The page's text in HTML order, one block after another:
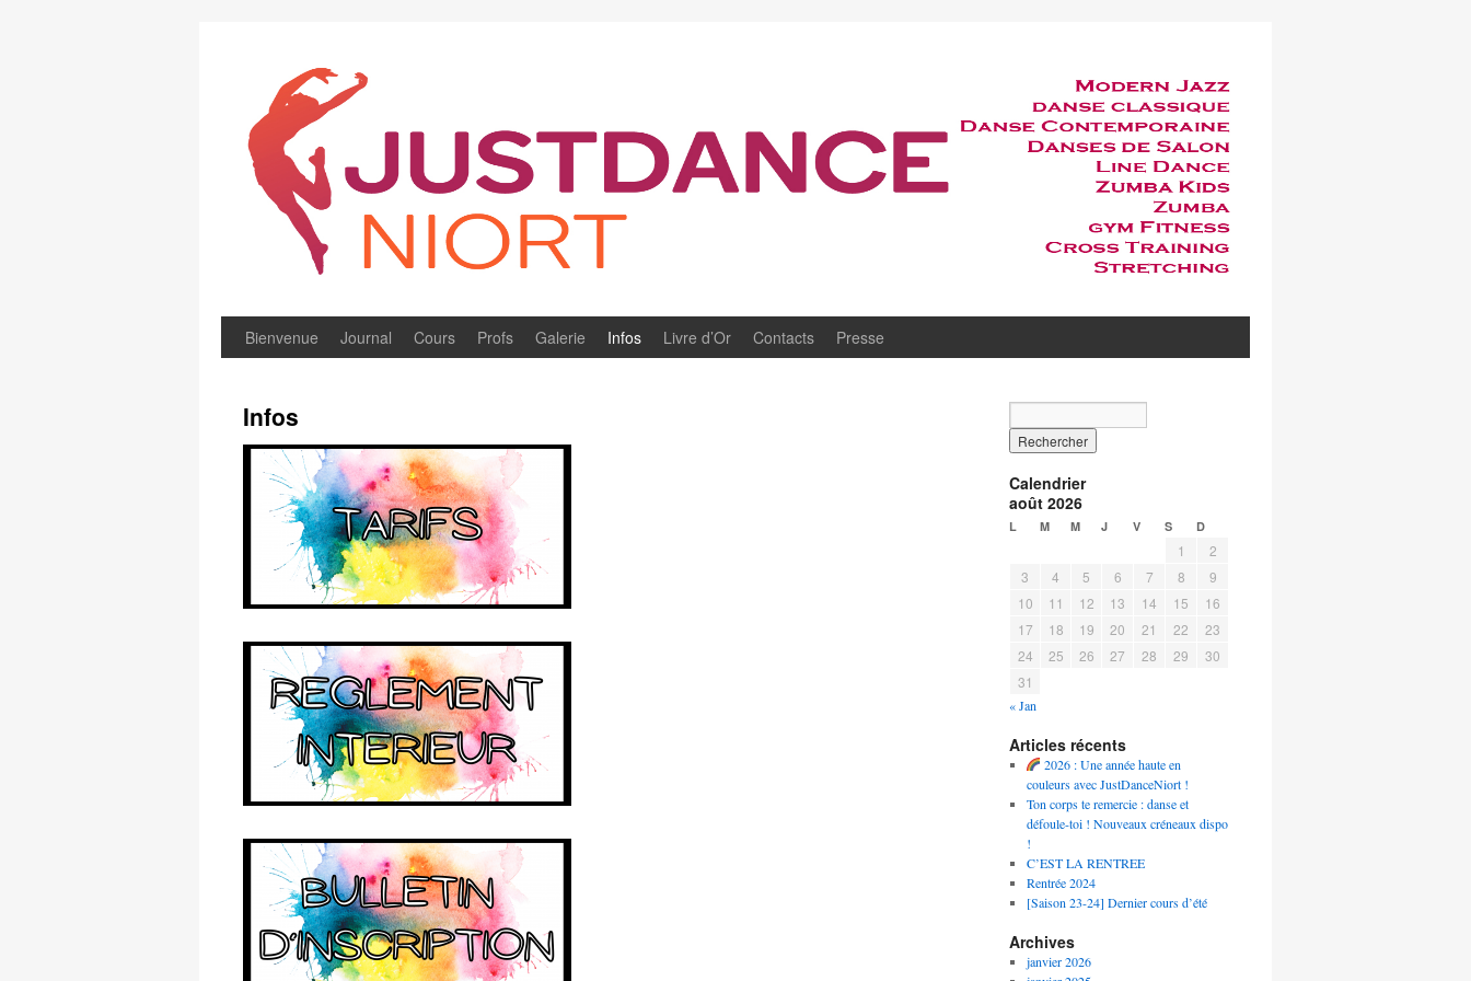
Bienvenue Journal Cours Profs Galerie Infos Livre d’Or Contacts Presse
Infos
Calendrier
août 2026
L M M J V S D
1
2
3
4 5 6 7 8
9
10
11 12 13 14 15
16
17
18 19 20 21 22
23
24
25 26 27 28 29
30
31
« Jan
Articles récents
2026 : Une année haute en
couleurs avec JustDanceNiort !
Ton corps te remercie : danse et
défoule-toi ! Nouveaux créneaux dispo
!
C’EST LA RENTREE
Rentrée 2024
[Saison 23-24] Dernier cours d’été
Archives
janvier 2026